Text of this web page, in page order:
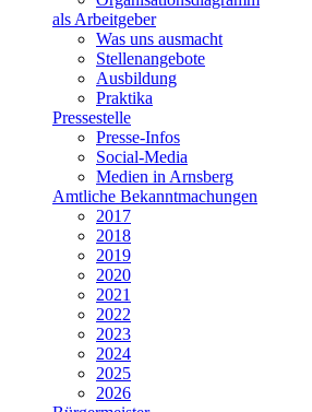
als Arbeitgeber
Was uns ausmacht
Stellenangebote
Ausbildung
Praktika
Pressestelle
Presse-Infos
Social-Media
Medien in Arnsberg
Amtliche Bekanntmachungen
2017
2018
2019
2020
2021
2022
2023
2024
2025
2026